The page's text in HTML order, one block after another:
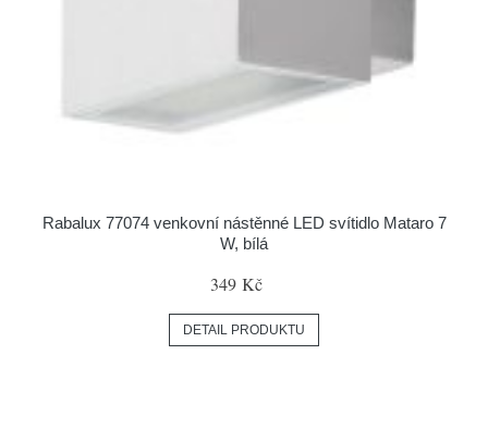
Rabalux 77074 venkovní nástěnné LED svítidlo Mataro 7
W, bílá
349 Kč
DETAIL PRODUKTU